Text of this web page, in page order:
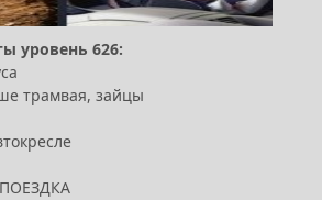
уровень 626:
трамвая, зайцы